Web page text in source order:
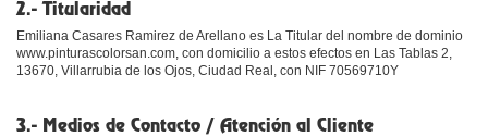
2.- Titularidad
Emiliana Casares Ramirez de Arellano es La Titular del nombre de dominio
www.pinturascolorsan.com, con domicilio a estos efectos en Las Tablas 2,
13670, Villarrubia de los Ojos, Ciudad Real, con NIF 70569710Y
3.- Medios de Contacto / Atención al Cliente